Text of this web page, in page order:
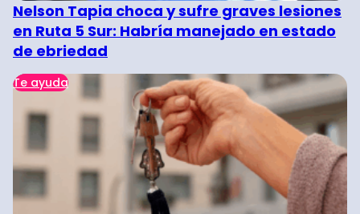
Nelson Tapia choca y sufre graves lesiones
en Ruta 5 Sur: Habría manejado en estado
de ebriedad
Te ayuda